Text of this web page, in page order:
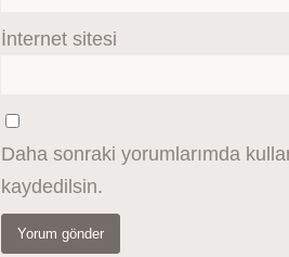
İnternet sitesi
Daha sonraki yorumlarımda
kaydedilsin.